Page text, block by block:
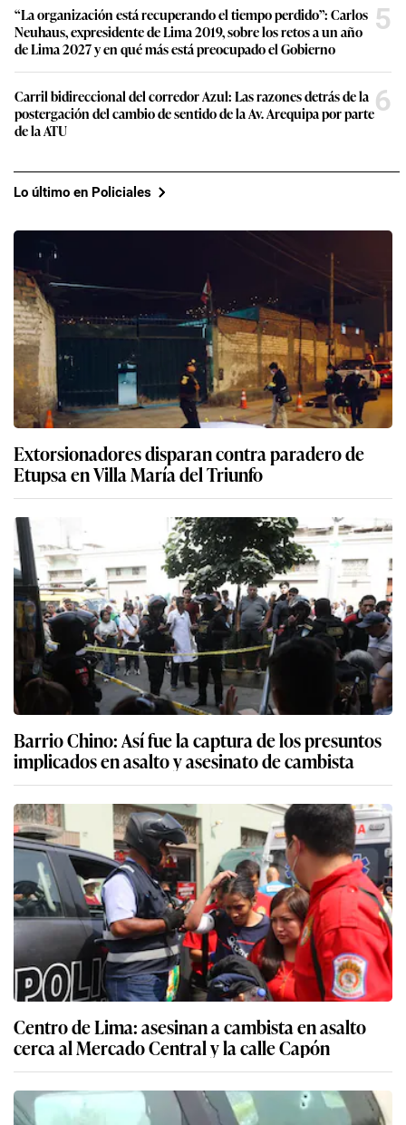
“La organización está recuperando el tiempo perdido”: Carlos
Neuhaus, expresidente de Lima 2019, sobre los retos a un año
de Lima 2027 y en qué más está preocupado el Gobierno
5
Carril bidireccional del corredor Azul: Las razones detrás de la
postergación del cambio de sentido de la Av. Arequipa por parte
de la ATU
6
Lo último en Policiales
Extorsionadores disparan contra paradero de
Etupsa en Villa María del Triunfo
Barrio Chino: Así fue la captura de los presuntos
implicados en asalto y asesinato de cambista
Centro de Lima: asesinan a cambista en asalto
cerca al Mercado Central y la calle Capón